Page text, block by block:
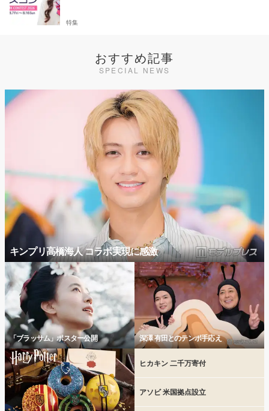
特集
おすすめ記事
SPECIAL NEWS
キンプリ高橋海人 コラボ実現に感激
「ブラッサム」ポスター公開 深澤 有田とのテンポ手応え
ヒカキン 二千万寄付
アソビ 米国拠点設立